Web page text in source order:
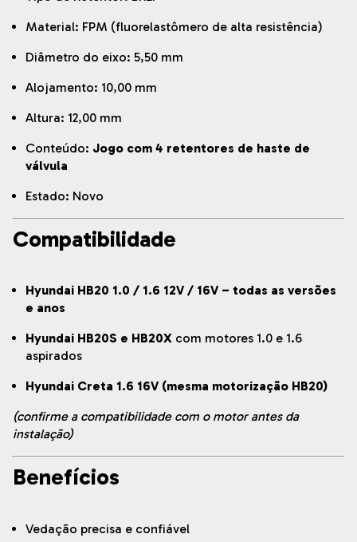
Material: FPM (fluorelastômero de alta resistência)
Diâmetro do eixo: 5,50 mm
Alojamento: 10,00 mm
Altura: 12,00 mm
Conteúdo: Jogo com 4 retentores de haste de
válvula
Estado: Novo
Compatibilidade
Hyundai HB20 1.0 / 1.6 12V / 16V – todas as versões
e anos
Hyundai HB20S e HB20X com motores 1.0 e 1.6
aspirados
Hyundai Creta 1.6 16V (mesma motorização HB20)
(confirme a compatibilidade com o motor antes da
instalação)
Benefícios
Vedação precisa e confiável